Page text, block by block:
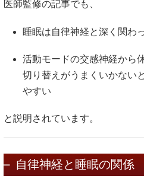
医師監修の記事でも、
睡眠は自律神経と深く関わ
活動モードの交感神経から
切り替えがうまくいかない
やすい
と説明されています。
自律神経と睡眠の関係